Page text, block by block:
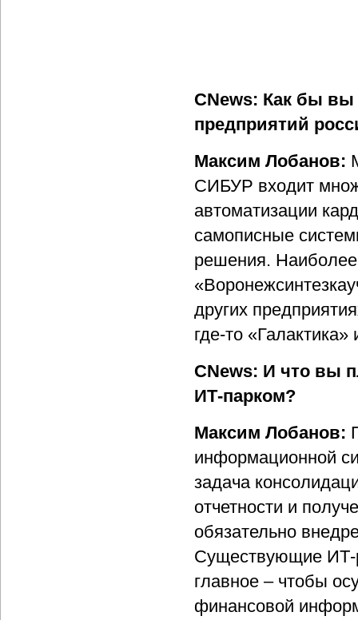
CNews: Как бы вы
предприятий
Максим Лобанов:
СИБУР входит
автоматизации
самописные
решения.
других
где-то
CNews: И что вы
ИТ-парком?
Максим Лобанов:
информационной
задача
отчетности и
обязательно
Существующие ИТ-
главное – чтобы
финансовой